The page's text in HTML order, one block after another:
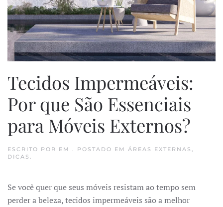
Tecidos Impermeáveis:
Por que São Essenciais
para Móveis Externos?
ESCRITO POR EM . POSTADO EM ÁREAS EXTERNAS ,
DICAS .
Se você quer que seus móveis resistam ao tempo sem
perder a beleza, tecidos impermeáveis são a melhor